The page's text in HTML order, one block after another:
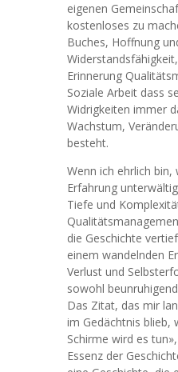
eigenen
kostenloses zu
Buches, Hoffnung
Erinnerung
Soziale Arbeit dass
Widrigkeiten immer
Wachstum,
besteht.
Wenn ich ehrlich bin,
Erfahrung
Tiefe und
die Geschichte
einem wandelnden
Verlust und
sowohl
Das Zitat, das mir
im Gedächtnis blieb,
Schirme wird es
Essenz der